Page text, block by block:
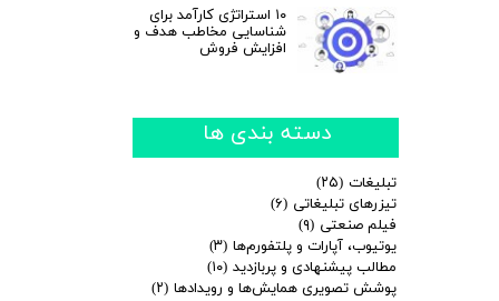
دسته بندی ها
تبلیغات (۲۵)
تیزرهای تبلیغاتی (۶)
فیلم صنعتی (۹)
یوتیوب، آپارات و پلتفورم‌ها (۳)
مطالب پیشنهادی و پربازدید (۱۰)
پوشش تصویری همایش‌ها و رویدادها (۲)
۱۰ استراتژی کارآمد برای
شناسایی مخاطب هدف و
افزایش فروش